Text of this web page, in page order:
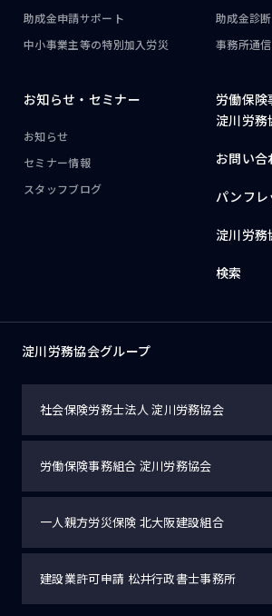
助成金申請サポート
中小事業主等の特別加入労災
助成金診断
事務所通信
お知らせ・ セミナー
お知らせ
セミナー情報
スタッフブログ
労働保険
淀川労務
お問い合
パンフレ
淀川労務
検索
淀川労務協会グループ
社会保険労務士法人淀川労務協会
労働保険事務組合 淀川労務協会
一人親方労災保険 北大阪建設組合
建設業許可申請 松井行政書士事務所